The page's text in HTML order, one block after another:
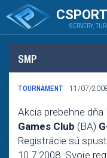
SERVERY,
SMP
TOURNAMENT 11/07/
Akcia prebehne dňa
Games Club (BA)
Registrácie sú
10.7.2008. Svoje